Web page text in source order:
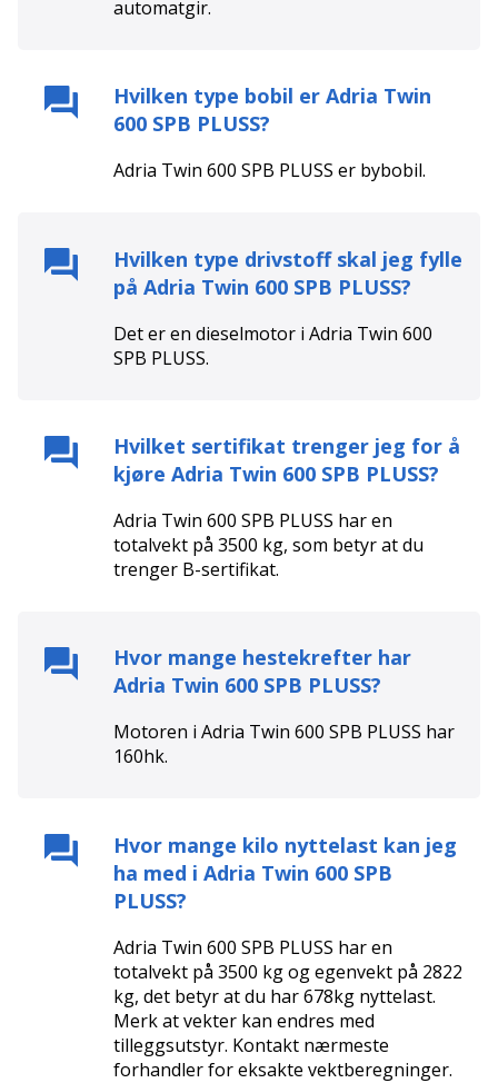
automatgir.
Hvilken type bobil er Adria Twin
600 SPB PLUSS?
Adria Twin 600 SPB PLUSS er bybobil.
Hvilken type drivstoff skal jeg fylle
på Adria Twin 600 SPB PLUSS?
Det er en dieselmotor i Adria Twin 600
SPB PLUSS.
Hvilket sertifikat trenger jeg for å
kjøre Adria Twin 600 SPB PLUSS?
Adria Twin 600 SPB PLUSS har en
totalvekt på 3500 kg, som betyr at du
trenger B-sertifikat.
Hvor mange hestekrefter har
Adria Twin 600 SPB PLUSS?
Motoren i Adria Twin 600 SPB PLUSS har
160hk.
Hvor mange kilo nyttelast kan jeg
ha med i Adria Twin 600 SPB
PLUSS?
Adria Twin 600 SPB PLUSS har en
totalvekt på 3500 kg og egenvekt på 2822
kg, det betyr at du har 678kg nyttelast.
Merk at vekter kan endres med
tilleggsutstyr. Kontakt nærmeste
forhandler for eksakte vektberegninger.